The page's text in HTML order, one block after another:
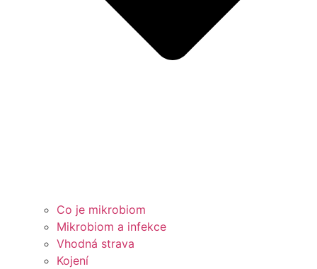
Co je mikrobiom
Mikrobiom a infekce
Vhodná strava
Kojení